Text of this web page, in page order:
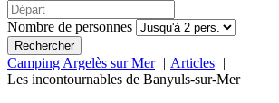
Nombre de personnes
Rechercher
Camping Argelès sur Mer
Articles
Les incontournables de Banyuls-sur-Mer